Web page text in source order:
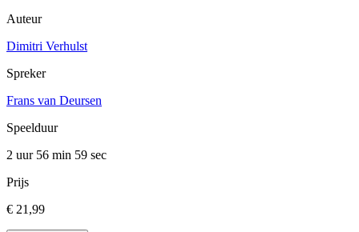
Auteur
Dimitri Verhulst
Spreker
Frans van Deursen
Speelduur
2 uur 56 min 59 sec
Prijs
€ 21,99